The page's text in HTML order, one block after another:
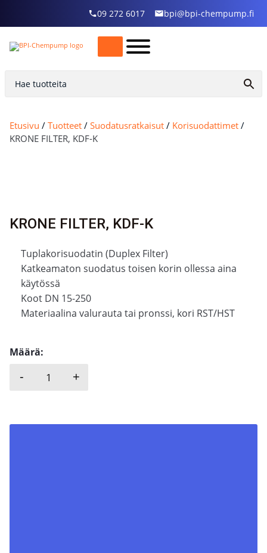
09 272 6017 bpi@bpi-chempump.fi
Etusivu / Tuotteet / Suodatusratkaisut / Korisuodattimet /
KRONE FILTER, KDF-K
KRONE FILTER, KDF-K
Tuplakorisuodatin (Duplex Filter)
Katkeamaton suodatus toisen korin ollessa aina
käytössä
Koot DN 15-250
Materiaalina valurauta tai pronssi, kori RST/HST
Määrä:
KRONE FILTER, KDF-K määrä
- +